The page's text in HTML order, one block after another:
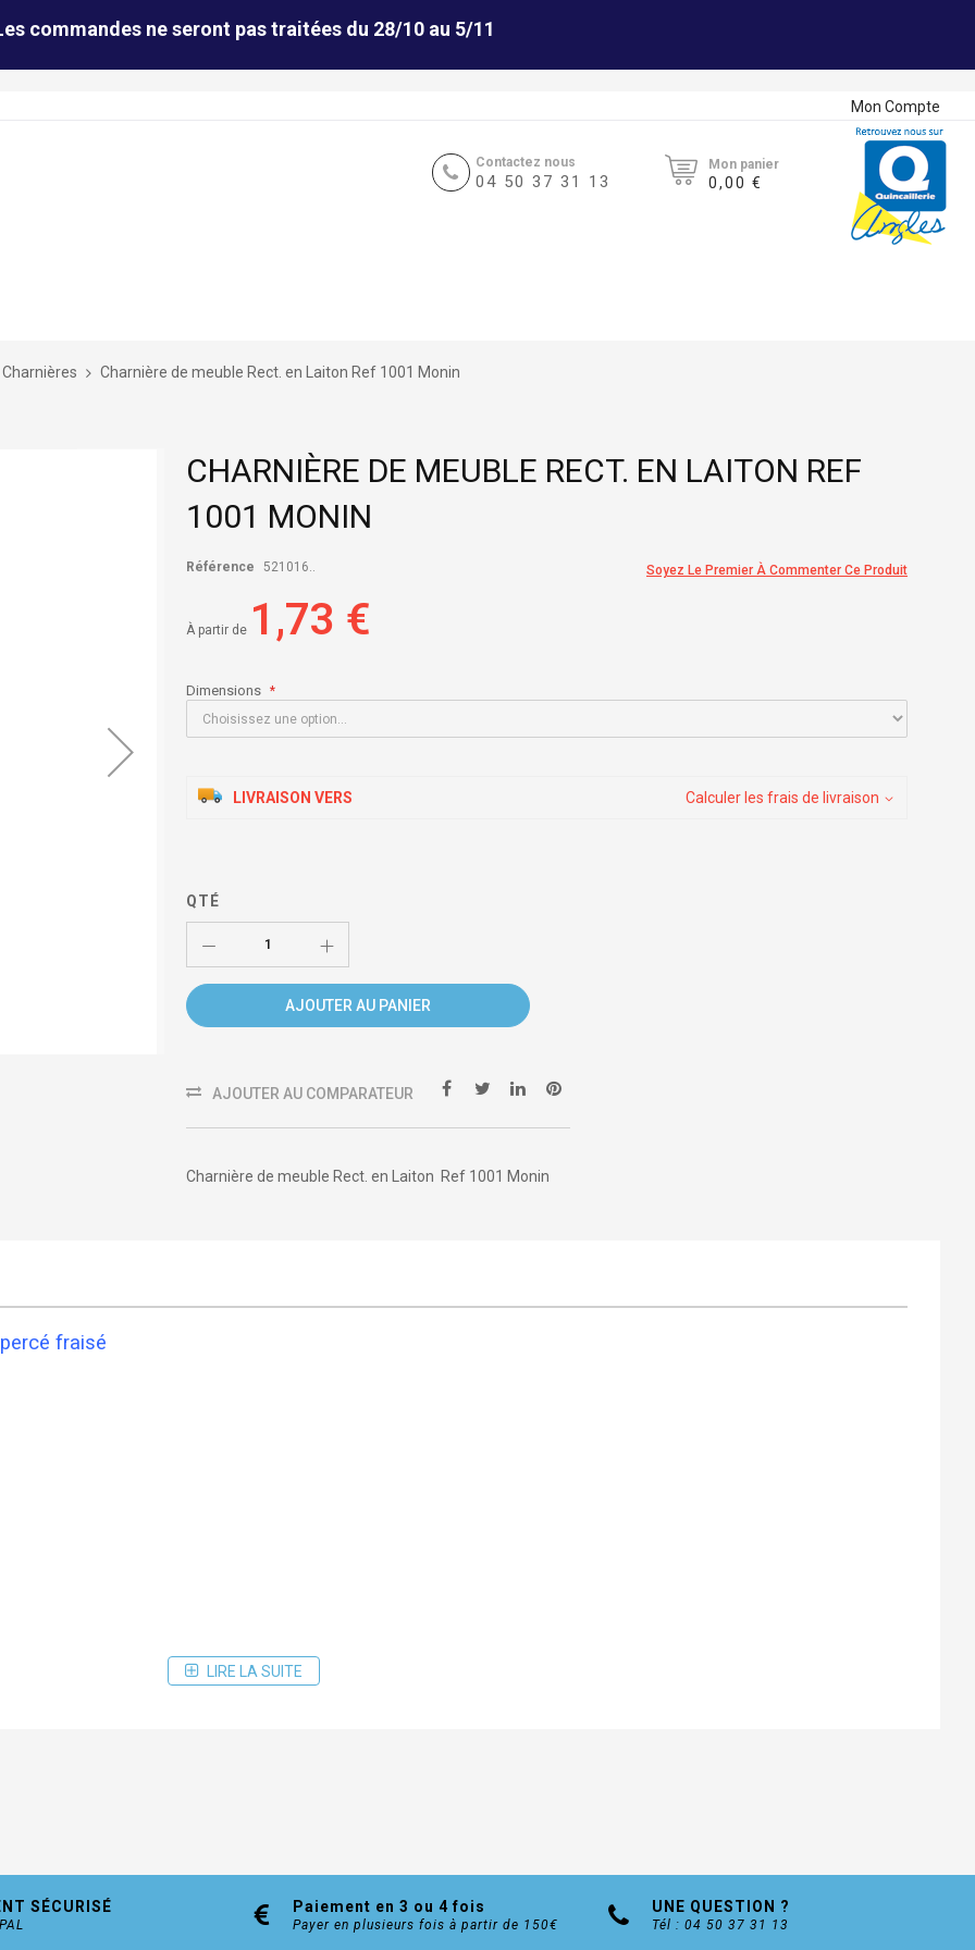
commandes ne seront pas traitées du 28/10 au 5/11
Mon Compte
Contactez nous
04 50 37 31 13
Mon panier
0,00 €
Charnières Charnière de meuble Rect. en Laiton Ref 1001 Monin
CHARNIÈRE DE MEUBLE RECT. EN LAITON REF
1001 MONIN
Soyez Le Premier À Commenter Ce Produit
Référence 521016..
À partir de 1,73 €
Dimensions
LIVRAISON VERS Calculer les frais de livraison
QTÉ
AJOUTER AU PANIER
AJOUTER AU COMPARATEUR
Charnière de meuble Rect. en Laiton Ref 1001 Monin
fraisé
LIRE LA SUITE
SÉCURISÉ Paiement en 3 ou 4 fois
Payer en plusieurs fois à partir de 150€
UNE QUESTION ?
Tél : 04 50 37 31 13